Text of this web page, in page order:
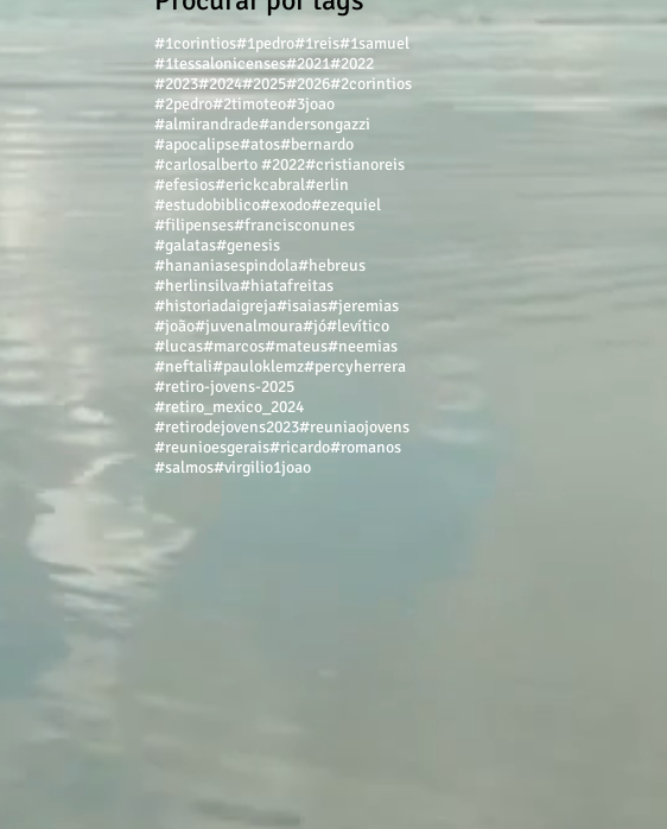
#1corintios#1pedro#1reis#1samuel
#1tessalonicenses#2021#2022
#2023#2024#2025#2026#2corintios
#2pedro#2timoteo#3joao
#almirandrade#andersongazzi
#apocalipse#atos#bernardo
#carlosalberto #2022#cristianoreis
#efesios#erickcabral#erlin
#estudobiblico#exodo#ezequiel
#filipenses#francisconunes
#galatas#genesis
#hananiasespindola#hebreus
#herlinsilva#hiatafreitas
#historiadaigreja#isaias#jeremias
#joão#juvenalmoura#jó#levítico
#lucas#marcos#mateus#neemias
#neftali#pauloklemz#percyherrera
#retiro-jovens-2025
#retiro_mexico_2024
#retirodejovens2023#reuniaojovens
#reunioesgerais#ricardo#romanos
#salmos#virgilio1joao